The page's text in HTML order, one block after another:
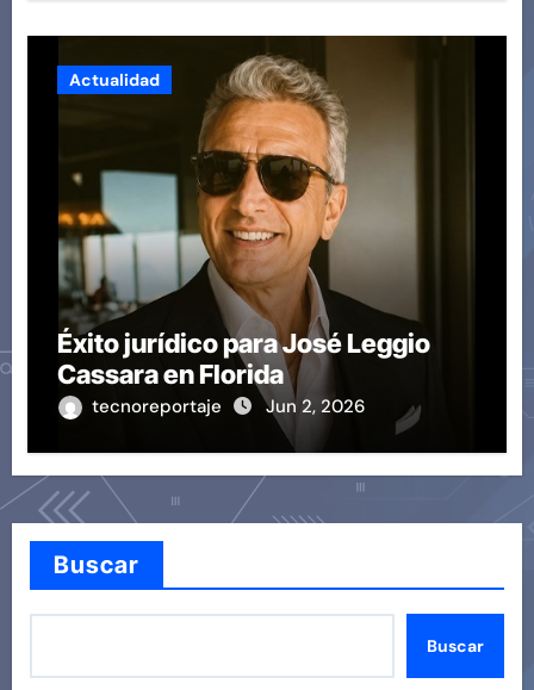
Actualidad
Éxito jurídico para José Leggio
Cassara en Florida
tecnoreportaje Jun 2, 2026
Buscar
Buscar